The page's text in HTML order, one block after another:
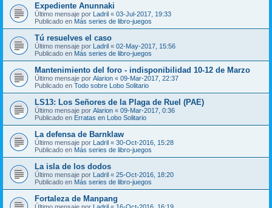
Expediente Anunnaki
Último mensaje por Ladril « 03-Jul-2017, 19:33
Publicado en Más series de libro-juegos
Tú resuelves el caso
Último mensaje por Ladril « 02-May-2017, 15:56
Publicado en Más series de libro-juegos
Mantenimiento del foro - indisponibilidad 10-12 de Marzo
Último mensaje por Alarion « 09-Mar-2017, 22:37
Publicado en Todo sobre Lobo Solitario
LS13: Los Señores de la Plaga de Ruel (PAE)
Último mensaje por Alarion « 09-Mar-2017, 0:36
Publicado en Erratas en Lobo Solitario
La defensa de Barnklaw
Último mensaje por Ladril « 30-Oct-2016, 15:28
Publicado en Más series de libro-juegos
La isla de los dodos
Último mensaje por Ladril « 25-Oct-2016, 18:20
Publicado en Más series de libro-juegos
Fortaleza de Manpang
Último mensaje por Ladril « 16-Oct-2016, 16:19